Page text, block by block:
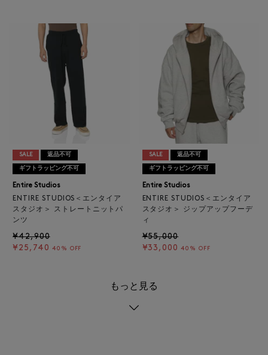
SALE 返品不可
ギフトラッピング不可
Entire Studios
ENTIRE STUDIOS＜エンタイア
スタジオ＞ ストレートニットパ
ンツ
¥42,900
¥25,740 40% OFF
SALE 返品不可
ギフトラッピング不可
Entire Studios
ENTIRE STUDIOS＜エンタイア
スタジオ＞ ジップアップフーデ
ィ
¥55,000
¥33,000 40% OFF
もっと見る